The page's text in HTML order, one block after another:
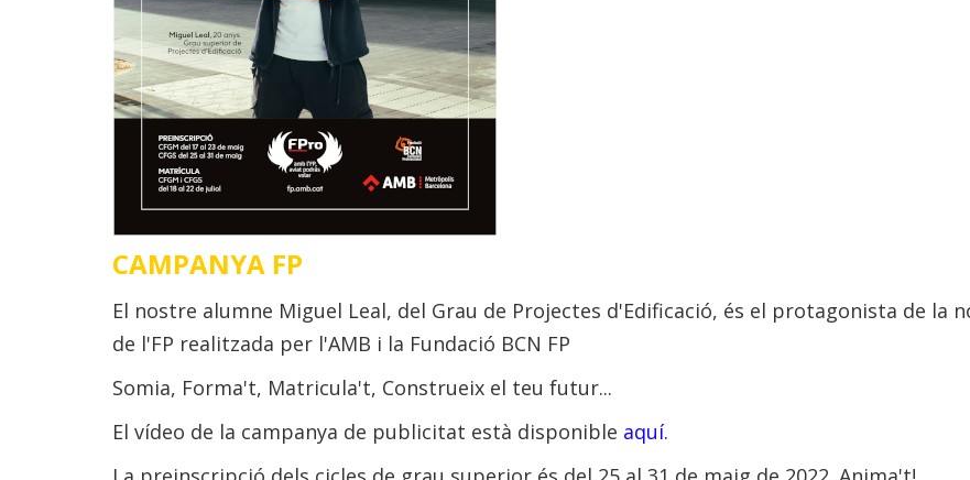
CAMPANYA FP
El nostre alumne Miguel Leal, del Grau de Projectes d'Edificació, és el protagonista de la
de l'FP realitzada per l'AMB i la Fundació BCN FP
Somia, Forma't, Matricula't, Construeix el teu futur...
El vídeo de la campanya de publicitat està disponible aquí.